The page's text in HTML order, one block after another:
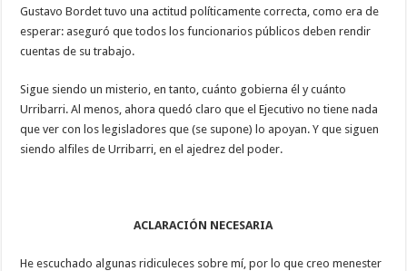
Gustavo Bordet tuvo una actitud políticamente correcta, como era de
esperar: aseguró que todos los funcionarios públicos deben rendir
cuentas de su trabajo.
Sigue siendo un misterio, en tanto, cuánto gobierna él y cuánto
Urribarri. Al menos, ahora quedó claro que el Ejecutivo no tiene nada
que ver con los legisladores que (se supone) lo apoyan. Y que siguen
siendo alfiles de Urribarri, en el ajedrez del poder.
ACLARACIÓN NECESARIA
He escuchado algunas ridiculeces sobre mí, por lo que creo menester